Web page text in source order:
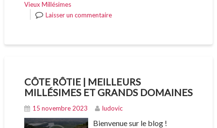
Vieux Millésimes
Laisser un commentaire
CÔTE RÔTIE | MEILLEURS
MILLÉSIMES ET GRANDS DOMAINES
15 novembre 2023 ludovic
Bienvenue sur le blog !